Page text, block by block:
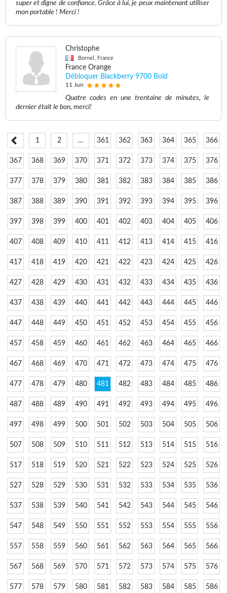
super et digne de confiance. Grâce à lui, je peux maintenant utiliser
mon portable ! Merci !
Christophe
Bornel, France
France Orange
Débloquer Blackberry 9700 Bold
11 Jun
Quatre codes en une trentaine de minutes, le
dernier était le bon, merci!
1 2 … 361 362 363 364 365 366
367 368 369 370 371 372 373 374 375 376
377 378 379 380 381 382 383 384 385 386
387 388 389 390 391 392 393 394 395 396
397 398 399 400 401 402 403 404 405 406
407 408 409 410 411 412 413 414 415 416
417 418 419 420 421 422 423 424 425 426
427 428 429 430 431 432 433 434 435 436
437 438 439 440 441 442 443 444 445 446
447 448 449 450 451 452 453 454 455 456
457 458 459 460 461 462 463 464 465 466
467 468 469 470 471 472 473 474 475 476
477 478 479 480 481 482 483 484 485 486
487 488 489 490 491 492 493 494 495 496
497 498 499 500 501 502 503 504 505 506
507 508 509 510 511 512 513 514 515 516
517 518 519 520 521 522 523 524 525 526
527 528 529 530 531 532 533 534 535 536
537 538 539 540 541 542 543 544 545 546
547 548 549 550 551 552 553 554 555 556
557 558 559 560 561 562 563 564 565 566
567 568 569 570 571 572 573 574 575 576
577 578 579 580 581 582 583 584 585 586